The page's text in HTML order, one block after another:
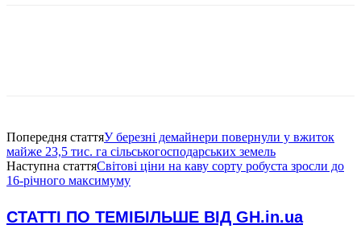
Попередня статтяУ березні демайнери повернули у вжиток
майже 23,5 тис. га сільськогосподарських земель
Наступна статтяСвітові ціни на каву сорту робуста зросли до
16-річного максимуму
СТАТТІ ПО ТЕМІБІЛЬШЕ ВІД GH.in.ua